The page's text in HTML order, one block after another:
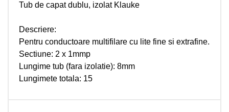
Tub de capat dublu, izolat Klauke
Descriere:
Pentru conductoare multifilare cu lite fine si extrafine.
Sectiune: 2 x 1mmp
Lungime tub (fara izolatie): 8mm
Lungimete totala: 15